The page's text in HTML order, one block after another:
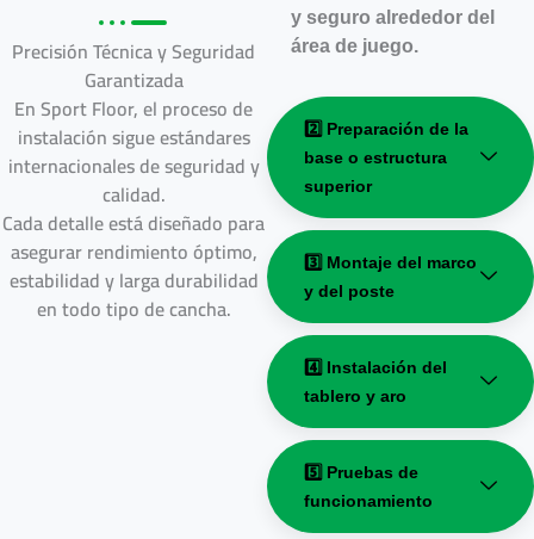
Precisión Técnica y Seguridad
Garantizada
En Sport Floor, el proceso de
instalación sigue estándares
internacionales de seguridad y
calidad.
Cada detalle está diseñado para
asegurar rendimiento óptimo,
estabilidad y larga durabilidad
en todo tipo de cancha.
y seguro alrededor del
área de juego.
2️⃣ Preparación de la
base o estructura
superior
3️⃣ Montaje del marco
y del poste
4️⃣ Instalación del
tablero y aro
5️⃣ Pruebas de
funcionamiento